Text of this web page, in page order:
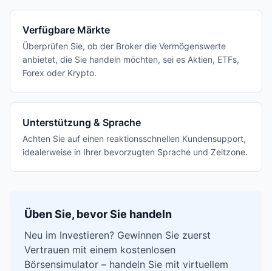
Verfügbare Märkte
Überprüfen Sie, ob der Broker die Vermögenswerte
anbietet, die Sie handeln möchten, sei es Aktien, ETFs,
Forex oder Krypto.
Unterstützung & Sprache
Achten Sie auf einen reaktionsschnellen Kundensupport,
idealerweise in Ihrer bevorzugten Sprache und Zeitzone.
Üben Sie, bevor Sie handeln
Neu im Investieren? Gewinnen Sie zuerst
Vertrauen mit einem kostenlosen
Börsensimulator – handeln Sie mit virtuellem